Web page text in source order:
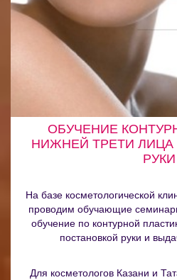
ОБУЧЕНИЕ
НИЖНЕЙ ТРЕТИ
РУКИ
На базе косметологической
проводим обучающие
обучение по контурной
постановкой руки и
Для косметологов Казани и